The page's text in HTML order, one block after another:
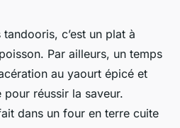
c’est un plat à
Par ailleurs, un temps
au yaourt épicé et
pour réussir la saveur.
dans un four en terre cuite